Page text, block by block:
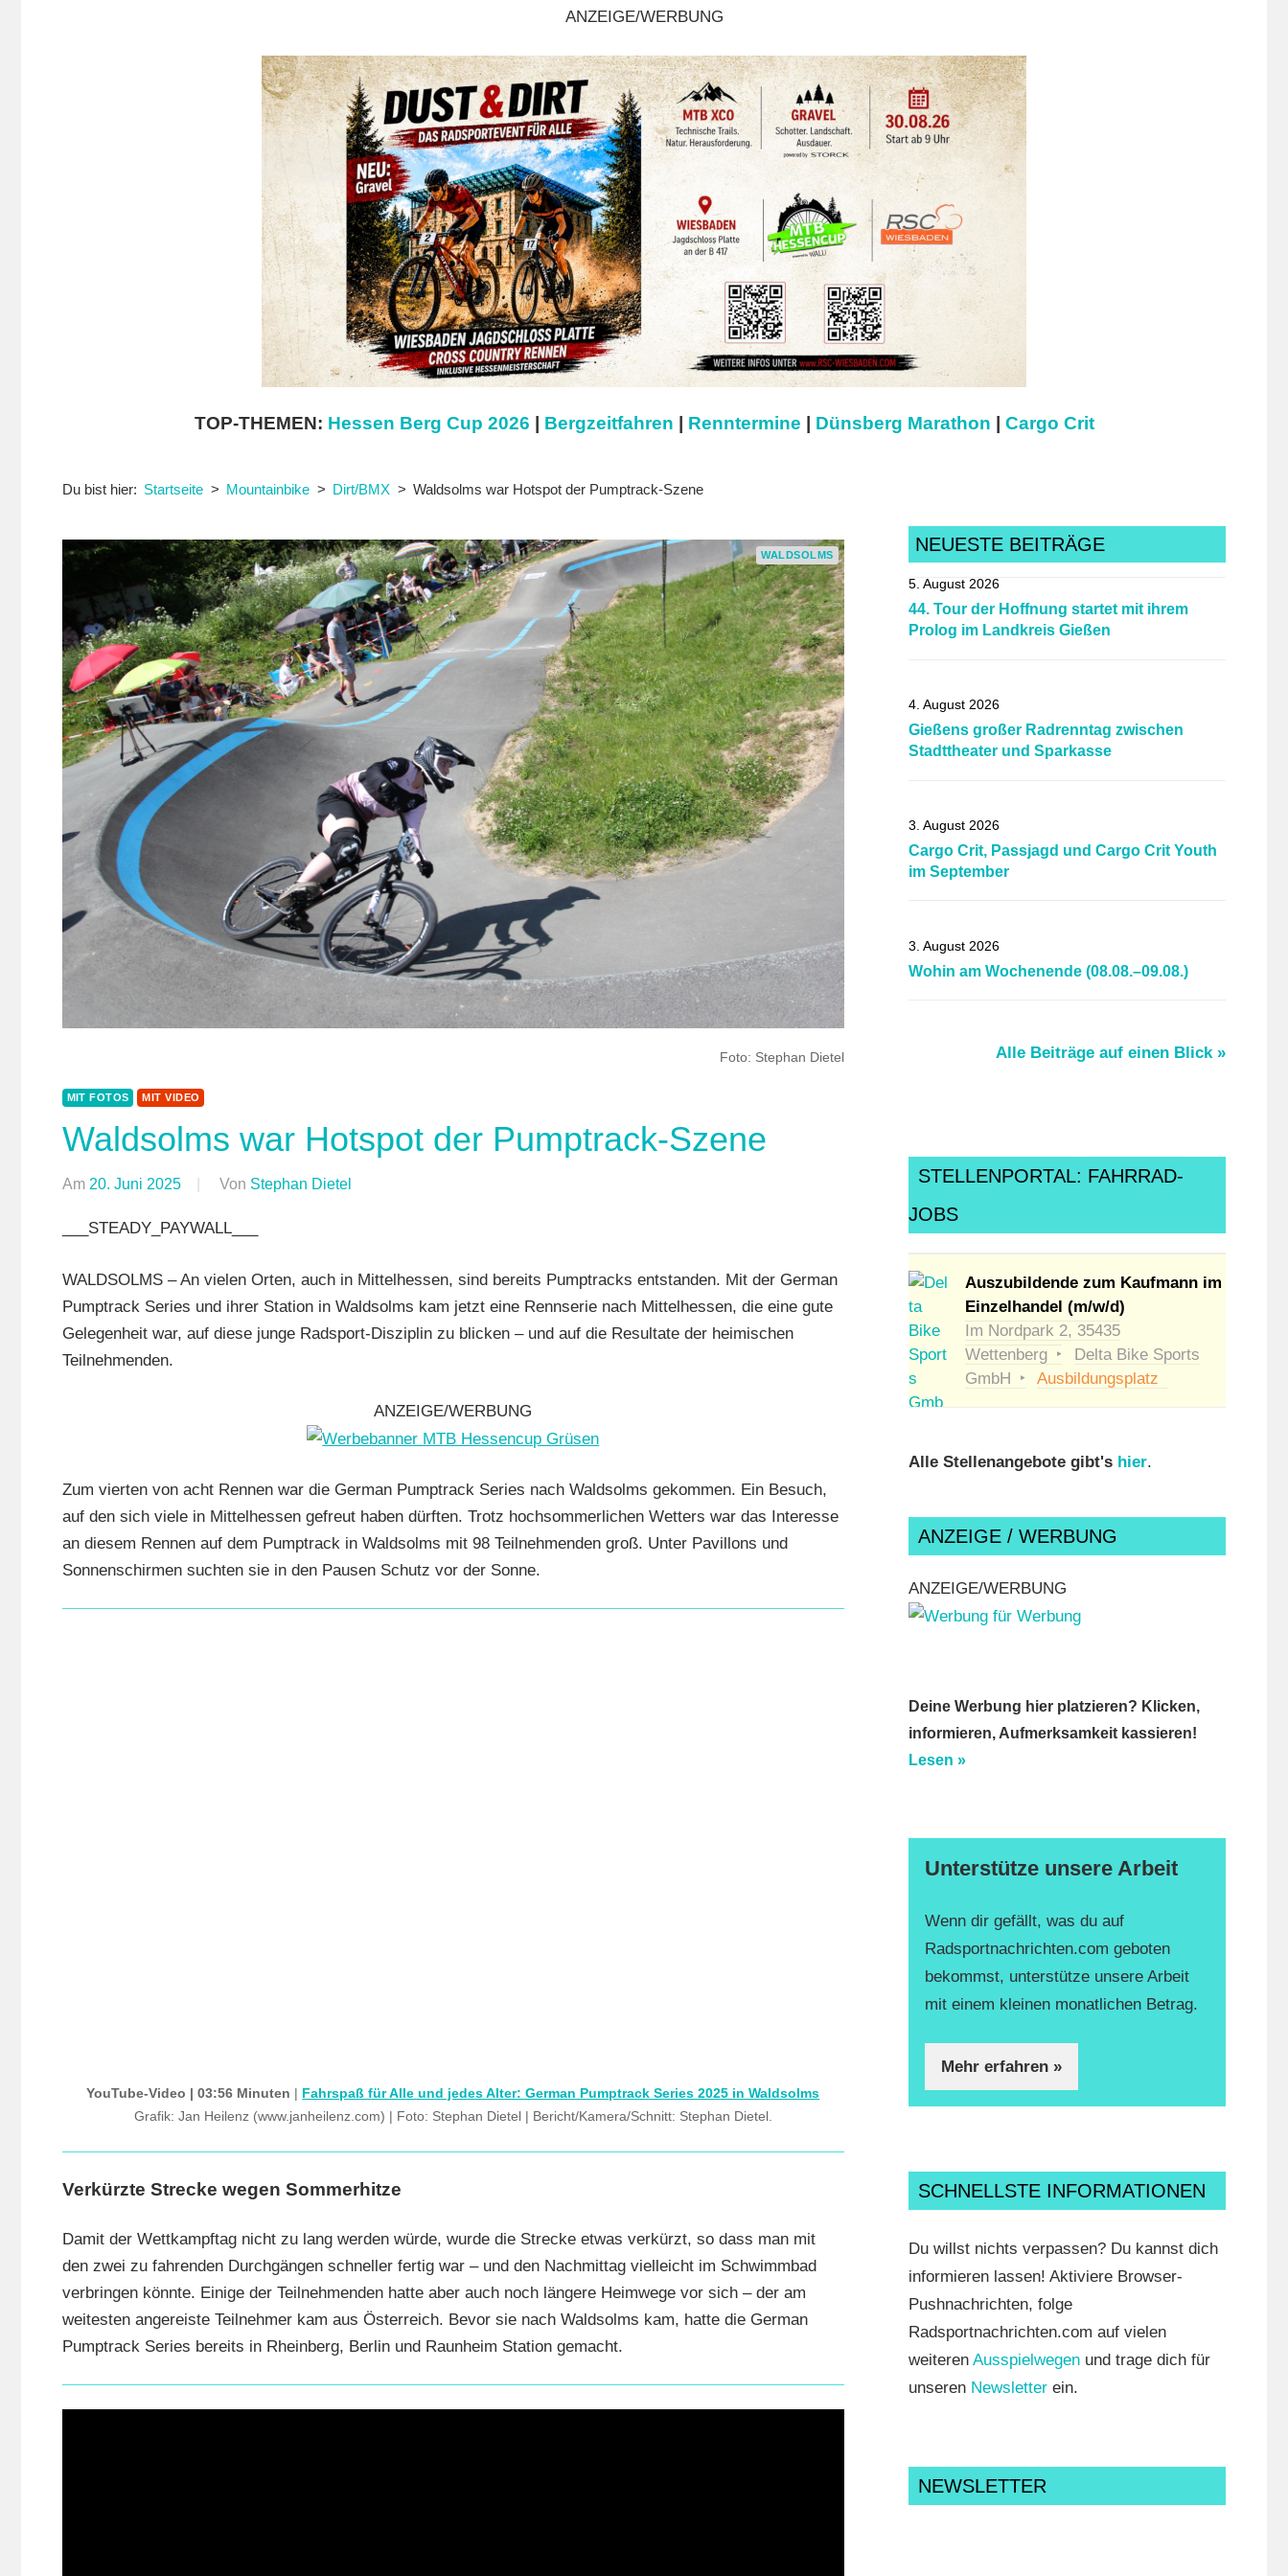
ANZEIGE/WERBUNG
TOP-THEMEN: Hessen Berg Cup 2026 Bergzeitfahren Renntermine Dünsberg Marathon Cargo Crit
Du bist hier: Startseite Mountainbike Dirt/BMX Waldsolms war Hotspot der Pumptrack-Szene
Foto: Stephan Dietel
WALDSOLMS
MIT FOTOS MIT VIDEO
Waldsolms war Hotspot der Pumptrack-Szene
Am 20. Juni 2025 Von Stephan Dietel
Mountainbike
___STEADY_PAYWALL___
WALDSOLMS – An vielen Orten, auch in Mittelhessen, sind bereits Pumptracks entstanden. Mit der German
Pumptrack Series und ihrer Station in Waldsolms kam jetzt eine Rennserie nach Mittelhessen, die eine gute
Gelegenheit war, auf diese junge Radsport-Disziplin zu blicken – und auf die Resultate der heimischen
Teilnehmenden.
ANZEIGE/WERBUNG
Zum vierten von acht Rennen war die German Pumptrack Series nach Waldsolms gekommen. Ein Besuch,
auf den sich viele in Mittelhessen gefreut haben dürften. Trotz hochsommerlichen Wetters war das Interesse
an diesem Rennen auf dem Pumptrack in Waldsolms mit 98 Teilnehmenden groß. Unter Pavillons und
Sonnenschirmen suchten sie in den Pausen Schutz vor der Sonne.
YouTube-Video | 03:56 Minuten | Fahrspaß für Alle und jedes Alter: German Pumptrack Series 2025 in Waldsolms
Grafik: Jan Heilenz (www.janheilenz.com) | Foto: Stephan Dietel | Bericht/Kamera/Schnitt: Stephan Dietel.
Verkürzte Strecke wegen Sommerhitze
Damit der Wettkampftag nicht zu lang werden würde, wurde die Strecke etwas verkürzt, so dass man mit
den zwei zu fahrenden Durchgängen schneller fertig war – und den Nachmittag vielleicht im Schwimmbad
verbringen könnte. Einige der Teilnehmenden hatte aber auch noch längere Heimwege vor sich – der am
weitesten angereiste Teilnehmer kam aus Österreich. Bevor sie nach Waldsolms kam, hatte die German
Pumptrack Series bereits in Rheinberg, Berlin und Raunheim Station gemacht.
NEUESTE BEITRÄGE
5. August 2026
44. Tour der Hoffnung startet mit ihrem
Prolog im Landkreis Gießen
4. August 2026
Gießens großer Radrenntag zwischen
Stadttheater und Sparkasse
3. August 2026
Cargo Crit, Passjagd und Cargo Crit Youth
im September
3. August 2026
Wohin am Wochenende (08.08.–09.08.)
Alle Beiträge auf einen Blick »
STELLENPORTAL: FAHRRAD-
JOBS
Auszubildende zum Kaufmann im
Einzelhandel (m/w/d)
Im Nordpark 2, 35435
Wettenberg
Delta Bike Sports
GmbH
Ausbildungsplatz
Alle Stellenangebote gibt's hier.
ANZEIGE / WERBUNG
ANZEIGE/WERBUNG
Deine Werbung hier platzieren? Klicken,
informieren, Aufmerksamkeit kassieren!
Lesen »
Unterstütze unsere Arbeit
Wenn dir gefällt, was du auf
Radsportnachrichten.com geboten
bekommst, unterstütze unsere Arbeit
mit einem kleinen monatlichen Betrag.
Mehr erfahren »
SCHNELLSTE INFORMATIONEN
Du willst nichts verpassen? Du kannst dich
informieren lassen! Aktiviere Browser-
Pushnachrichten, folge
Radsportnachrichten.com auf vielen
weiteren Ausspielwegen und trage dich für
unseren Newsletter ein.
NEWSLETTER